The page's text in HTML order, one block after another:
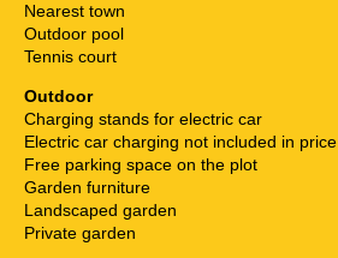
Nearest town
Outdoor pool
Tennis court
Outdoor
Charging stands for electric car
Electric car charging not included in price
Free parking space on the plot
Garden furniture
Landscaped garden
Private garden